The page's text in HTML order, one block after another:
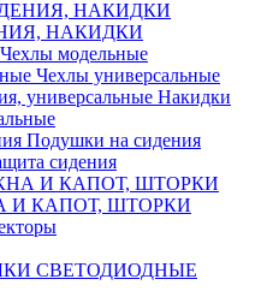
НАКИДКИ
Чехлы модельные
Чехлы универсальные
Накидки
Подушки на сидения
сидения
И КАПОТ, ШТОРКИ
СВЕТОДИОДНЫЕ